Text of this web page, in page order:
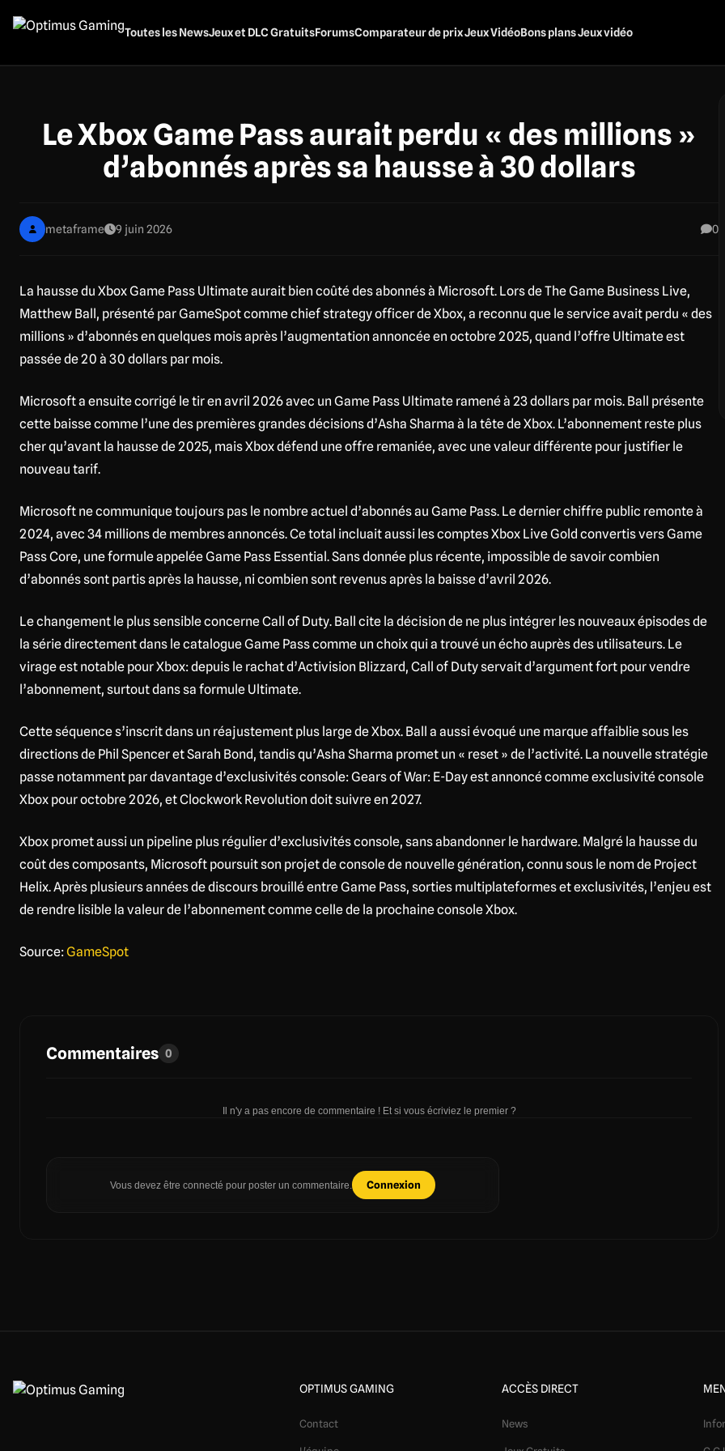
au
principal
Toutes les NewsJeux et DLC GratuitsForumsComparateur de prix Jeux VidéoBons plans Jeux vidéo
Le Xbox Game Pass aurait perdu « des millions »
d’abonnés après sa hausse à 30 dollars
metaframe 9 juin 2026 0
La hausse du Xbox Game Pass Ultimate aurait bien coûté des abonnés à Microsoft. Lors de The Game Business Live,
Matthew Ball, présenté par GameSpot comme chief strategy officer de Xbox, a reconnu que le service avait perdu « des
millions » d’abonnés en quelques mois après l’augmentation annoncée en octobre 2025, quand l’offre Ultimate est
passée de 20 à 30 dollars par mois.
Microsoft a ensuite corrigé le tir en avril 2026 avec un Game Pass Ultimate ramené à 23 dollars par mois. Ball présente
cette baisse comme l’une des premières grandes décisions d’Asha Sharma à la tête de Xbox. L’abonnement reste plus
cher qu’avant la hausse de 2025, mais Xbox défend une offre remaniée, avec une valeur différente pour justifier le
nouveau tarif.
Microsoft ne communique toujours pas le nombre actuel d’abonnés au Game Pass. Le dernier chiffre public remonte à
2024, avec 34 millions de membres annoncés. Ce total incluait aussi les comptes Xbox Live Gold convertis vers Game
Pass Core, une formule appelée Game Pass Essential. Sans donnée plus récente, impossible de savoir combien
d’abonnés sont partis après la hausse, ni combien sont revenus après la baisse d’avril 2026.
Le changement le plus sensible concerne Call of Duty. Ball cite la décision de ne plus intégrer les nouveaux épisodes de
la série directement dans le catalogue Game Pass comme un choix qui a trouvé un écho auprès des utilisateurs. Le
virage est notable pour Xbox: depuis le rachat d’Activision Blizzard, Call of Duty servait d’argument fort pour vendre
l’abonnement, surtout dans sa formule Ultimate.
Cette séquence s’inscrit dans un réajustement plus large de Xbox. Ball a aussi évoqué une marque affaiblie sous les
directions de Phil Spencer et Sarah Bond, tandis qu’Asha Sharma promet un « reset » de l’activité. La nouvelle stratégie
passe notamment par davantage d’exclusivités console: Gears of War: E-Day est annoncé comme exclusivité console
Xbox pour octobre 2026, et Clockwork Revolution doit suivre en 2027.
Xbox promet aussi un pipeline plus régulier d’exclusivités console, sans abandonner le hardware. Malgré la hausse du
coût des composants, Microsoft poursuit son projet de console de nouvelle génération, connu sous le nom de Project
Helix. Après plusieurs années de discours brouillé entre Game Pass, sorties multiplateformes et exclusivités, l’enjeu est
de rendre lisible la valeur de l’abonnement comme celle de la prochaine console Xbox.
Source:GameSpot
Commentaires 0
Il n'y a pas encore de commentaire ! Et si vous écriviez le premier ?
Vous devez être connecté pour poster un commentaire. Connexion
OPTIMUS GAMING
Contact
ACCÈS DIRECT
News